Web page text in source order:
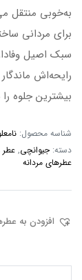
به‌خوبی منتقل
برای مردانی
سبک اصیل
رایحه‌اش
بیشترین جلوه را
شناسه محصول:
دسته: جیوانچی, عطر
عطرهای مردانه
افزودن به